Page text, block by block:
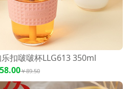
正宗潮汕劲道牛肉丸（潮汕工
肉制品烧烤麻辣烫火锅速食即
扣啵啵杯LLG613 350ml
￥89.50